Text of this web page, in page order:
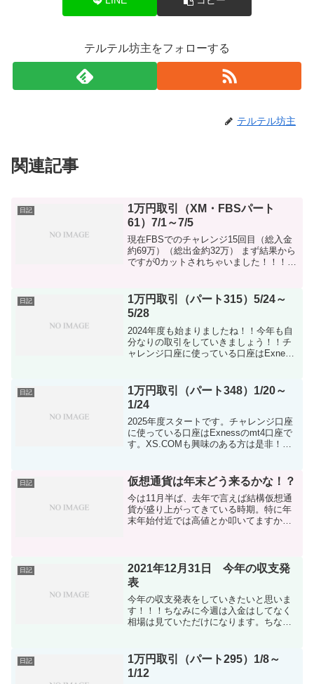
テルテル坊主をフォローする
テルテル坊主
関連記事
日記
1万円取引（XM・FBSパート
61）7/1～7/5
現在FBSでのチャレンジ15回目（総入金
約69万）（総出金約32万） まず結果から
ですが0カットされちゃいました！！！週
のが原因ですかね。飛ばす勢いでポジは
持つようにし...
日記
1万円取引（パート315）5/24～
5/28
2024年度も始まりましたね！！今年も自
分なりの取引をしていきましょう！！チ
ャレンジ口座に使っている口座はExness
ていきましょう！入金計 160,000...
日記
1万円取引（パート348）1/20～
1/24
2025年度スタートです。チャレンジ口座
に使っている口座はExnessのmt4口座で
す。XS.COMも興味のある方は是非！！
XS.COMも利用中通貨/円入金...
日記 仮想通貨は年末どう来るかな！？
今は11月半ば、去年で言えば結構仮想通
貨が盛り上がってきている時期。特に年
末年始付近では高値とか叩いてますから
か私もないんですけど（...
日記
2021年12月31日 今年の収支発
表
今年の収支発表をしていきたいと思いま
す！！！ちなみに今週は入金はしてなく
相場は見ていただけになります。ちなみ
約-76.3万円 taritaliキャッシュバック確
定...
日記
1万円取引（パート295）1/8～
1/12